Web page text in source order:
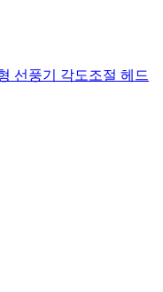
선풍기 각도조절 헤드